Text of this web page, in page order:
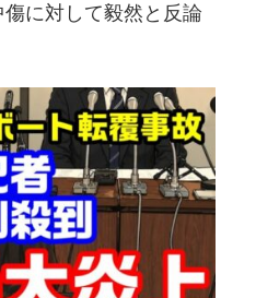
に対して毅然と反論